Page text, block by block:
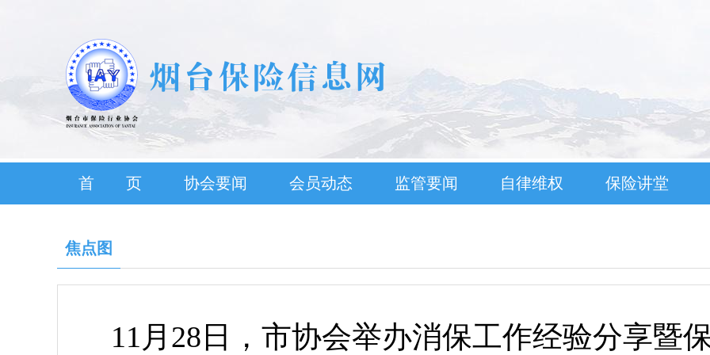
首 页 协会要闻 会员动态 监管要闻 自律维权 保险讲堂
焦点图
11月28日，市协会举办消保工作经验分享暨